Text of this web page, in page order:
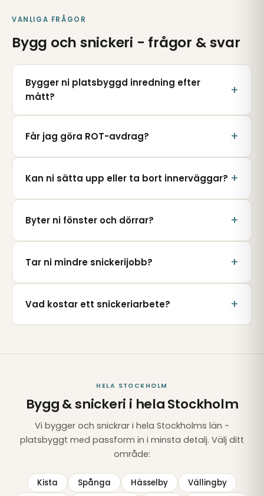
VANLIGA FRÅGOR
Bygg och snickeri - frågor & svar
Bygger ni platsbyggd inredning efter
mått?
Får jag göra ROT-avdrag?
Kan ni sätta upp eller ta bort innerväggar?
Byter ni fönster och dörrar?
Tar ni mindre snickerijobb?
Vad kostar ett snickeriarbete?
HELA STOCKHOLM
Bygg & snickeri i hela Stockholm
Vi bygger och snickrar i hela Stockholms län -
platsbyggt med passform in i minsta detalj. Välj ditt
område:
Kista Spånga Hässelby
Vällingby